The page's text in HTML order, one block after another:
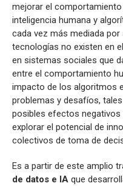
mejorar el
inteligencia humana y
cada vez más mediada
tecnologías no existen en
en sistemas sociales que
entre el comportamiento
impacto de los algoritmos
problemas y desafíos,
posibles efectos
explorar el potencial de
colectivos de toma de
Es a partir de este amplio
de datos e IA que